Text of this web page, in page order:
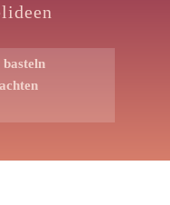
basteln